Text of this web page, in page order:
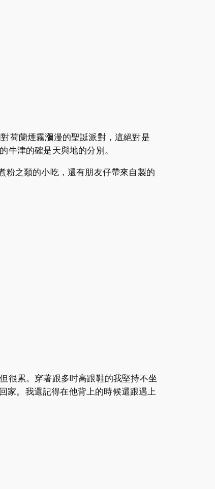
荷蘭煙霧瀰漫的聖誕派對，這絕對是
津的確是天與地的分別。
粉之類的小吃，還有朋友仔帶來自製的
很累。穿著跟多吋高跟鞋的我堅持不坐
家。我還記得在他背上的時候還跟遇上